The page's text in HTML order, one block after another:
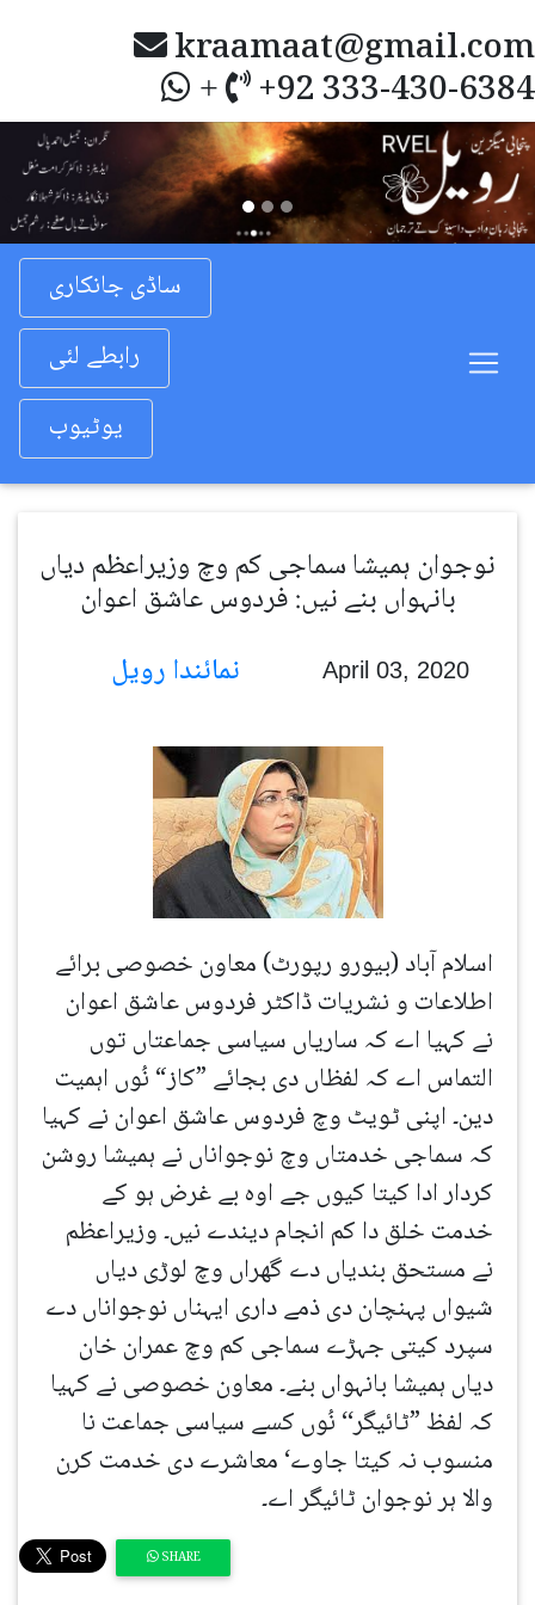
kraamaat@gmail.com
+ +92 333-430-6384
Previous
ساڈی جانکاری
رابطے لئی
یوٹیوب
نوجوان ہمیشا سماجی کم وچ وزیراعظم دیاں
بانہواں بنے نیں: فردوس عاشق اعوان
April 03, 2020
اسلام آباد (بیورو رپورٹ) معاون خصوصی برائے
اطلاعات و نشریات ڈاکٹر فردوس عاشق اعوان
نے کہیا اے کہ ساریاں سیاسی جماعتاں توں
التماس اے کہ لفظاں دی بجائے ”کاز“ نُوں اہمیت
دین۔ اپنی ٹویٹ وچ فردوس عاشق اعوان نے کہیا
کہ سماجی خدمتاں وچ نوجواناں نے ہمیشا روشن
کردار ادا کیتا کیوں جے اوہ بے غرض ہو کے
خدمت خلق دا کم انجام دیندے نیں۔ وزیراعظم
نے مستحق بندیاں دے گھراں وچ لوڑی دیاں
شیواں پہنچان دی ذمے داری ایہناں نوجواناں دے
سپرد کیتی جہڑے سماجی کم وچ عمران خان
دیاں ہمیشا بانہواں بنے۔ معاون خصوصی نے کہیا
کہ لفظ ”ٹائیگر‘‘ نُوں کسے سیاسی جماعت نا
منسوب نہ کیتا جاوے‘ معاشرے دی خدمت کرن
والا ہر نوجوان ٹائیگر اے۔
SHARE